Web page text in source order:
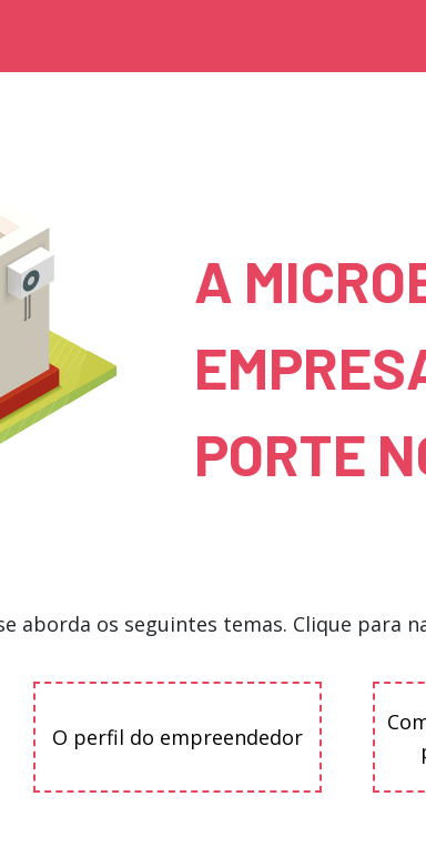
A
PORTE
aborda os seguintes temas. Clique para
O perfil do empreendedor